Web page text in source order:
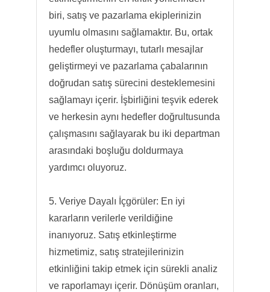
biri, satış ve pazarlama ekiplerinizin
uyumlu olmasını sağlamaktır. Bu, ortak
hedefler oluşturmayı, tutarlı mesajlar
geliştirmeyi ve pazarlama çabalarının
doğrudan satış sürecini desteklemesini
sağlamayı içerir. İşbirliğini teşvik ederek
ve herkesin aynı hedefler doğrultusunda
çalışmasını sağlayarak bu iki departman
arasındaki boşluğu doldurmaya
yardımcı oluyoruz.
5. Veriye Dayalı İçgörüler: En iyi
kararların verilerle verildiğine
inanıyoruz. Satış etkinleştirme
hizmetimiz, satış stratejilerinizin
etkinliğini takip etmek için sürekli analiz
ve raporlamayı içerir. Dönüşüm oranları,